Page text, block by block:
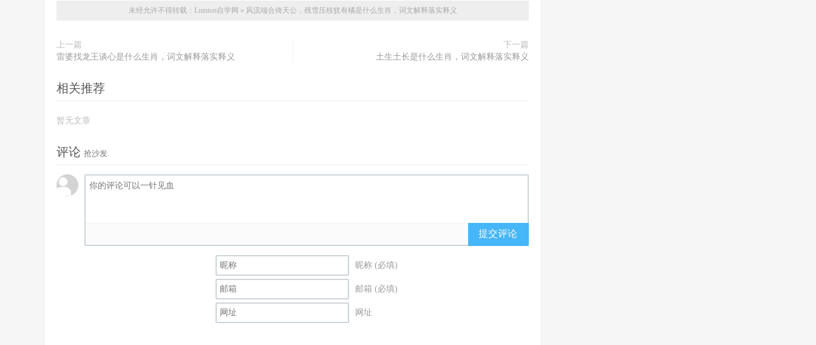
未经允许不得转载： Lumion自学网 » 风流端合倚天公，残雪压枝犹有橘是什么生肖，词文解释落实释义
上一篇
雷婆找龙王谈心是什么生肖，词文解释落实释义
下一篇
土生土长是什么生肖，词文解释落实释义
相关推荐
暂无文章
评论 抢沙发
提交评论
昵称 (必填)
邮箱 (必填)
网址